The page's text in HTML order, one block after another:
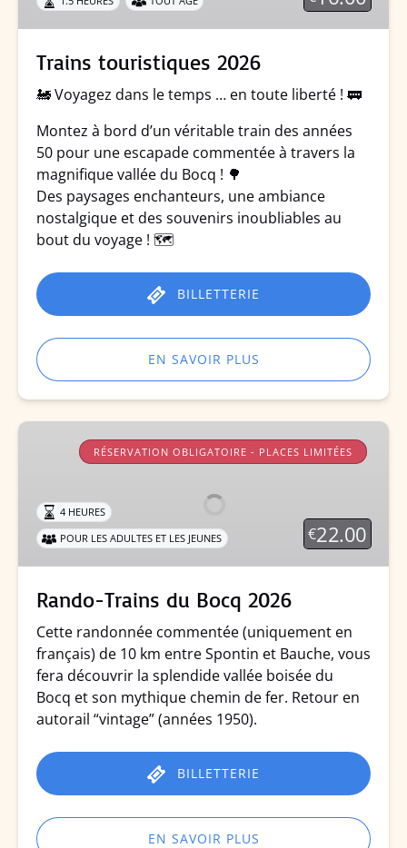
Trains touristiques 2026
🚂 Voyagez dans le temps … en toute liberté ! 🚃
Montez à bord d’un véritable train des années
50 pour une escapade commentée à travers la
magnifique vallée du Bocq ! 🌳
Des paysages enchanteurs, une ambiance
nostalgique et des souvenirs inoubliables au
bout du voyage ! 🗺️
BILLETTERIE
EN SAVOIR PLUS
Rando-
Bocq
2026
RÉSERVATION OBLIGATOIRE - PLACES LIMITÉES
€22.00
4 HEURES
POUR LES ADULTES ET LES JEUNES
Rando-Trains du Bocq 2026
Cette randonnée commentée (uniquement en
français) de 10 km entre Spontin et Bauche, vous
fera découvrir la splendide vallée boisée du
Bocq et son mythique chemin de fer. Retour en
autorail “vintage” (années 1950).
BILLETTERIE
EN SAVOIR PLUS